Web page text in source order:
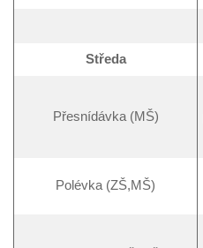
Středa
Přesnídávka (MŠ)
Polévka (ZŠ,MŠ)